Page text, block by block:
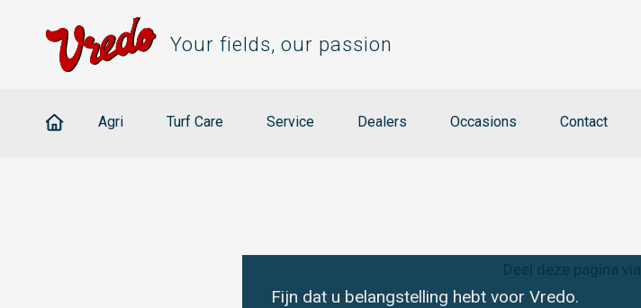
Fijn dat u belangstelling hebt voor Vredo.
Your fields, our passion
Agri Turf Care Service Dealers Occasions Contact
Deel deze pagina via: